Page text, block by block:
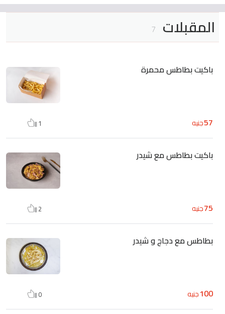
المقبلات 7
باكيت بطاطس محمرة
57جنيه 1
باكيت بطاطس مع شيدر
75جنيه 2
بطاطس مع دجاج و شيدر
100جنيه 0